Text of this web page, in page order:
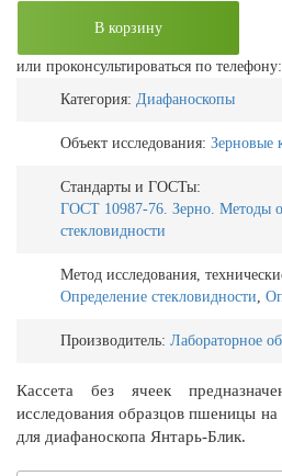
В корзину
или проконсультироваться по телефону:
Категория: Диафаноскопы
Объект исследования: Зерновые
Стандарты и ГОСТы:
ГОСТ 10987-76. Зерно. Методы
стекловидности
Метод исследования,
Определение стекловидности
Производитель: Лабораторное
Кассета без ячеек
исследования образцов пшеницы
для диафаноскопа Янтарь-Блик.